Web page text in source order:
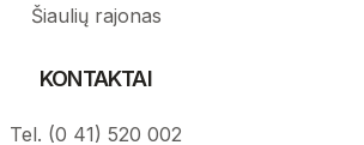
Šiaulių rajonas
KONTAKTAI
Tel. (0 41) 520 002